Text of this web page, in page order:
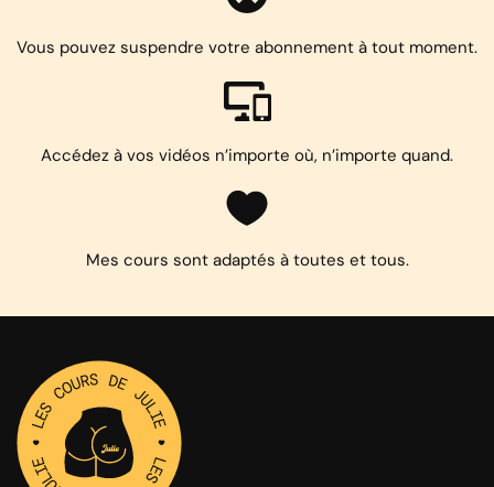
Vous pouvez suspendre votre abonnement à tout moment.
Accédez à vos vidéos n’importe où, n’importe quand.
Mes cours sont adaptés à toutes et tous.